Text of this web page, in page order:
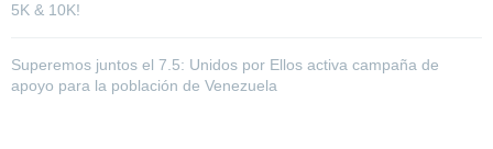
5K & 10K!
Superemos juntos el 7.5: Unidos por Ellos activa campaña de
apoyo para la población de Venezuela